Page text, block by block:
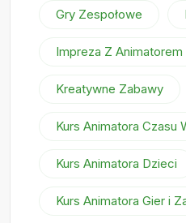
Gry Zespołowe
Impreza Z Animatorem
Kreatywne Zabawy
Kurs Animatora Czasu
Kurs Animatora Dzieci
Kurs Animatora Gier i